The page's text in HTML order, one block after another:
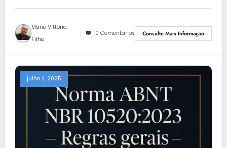
Mario Vittoria
Filho
0 Comentários Consulte Mais Informação
julho 4, 2025